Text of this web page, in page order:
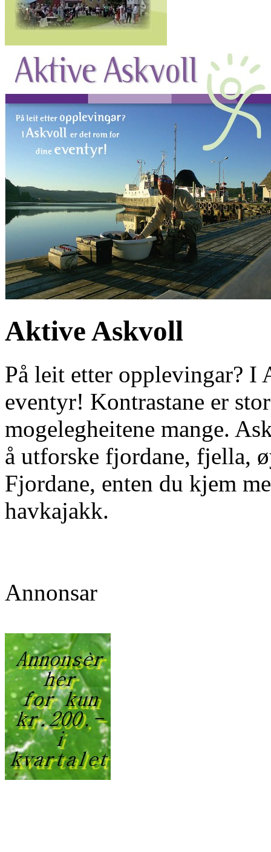
Aktive Askvoll
På leit etter opplevingar?
eventyr! Kontrastane er
mogelegheitene mange.
å utforske fjordane, fjella,
Fjordane, enten du kjem
havkajakk.
Annonsar